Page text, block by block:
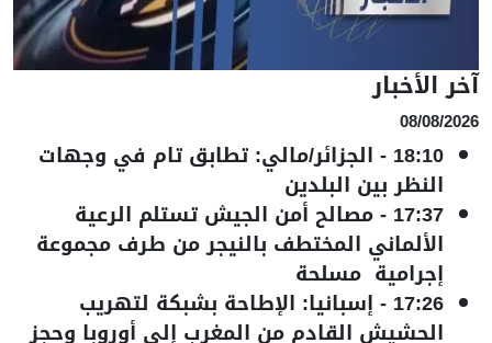
آخر الأخبار
08/08/2026
18:10
- الجزائر/مالي: تطابق تام في وجهات
النظر بين البلدين
17:37
-مصالح أمن الجيش تستلم الرعية
الألماني المختطف بالنيجر من طرف مجموعة
إجرامية مسلحة
17:26
- إسبانيا: الإطاحة بشبكة لتهريب
الحشيش القادم من المغرب إلى أوروبا وحجز